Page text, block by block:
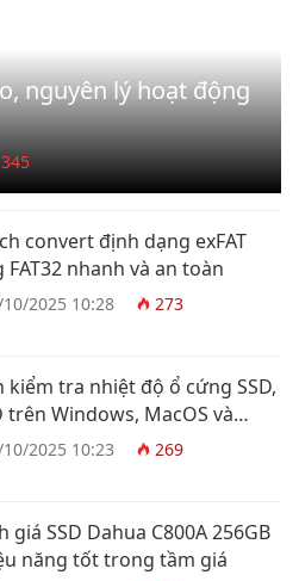
nguyên lý hoạt động
345
convert định dạng exFAT
FAT32 nhanh và an toàn
2025 10:28 273
kiểm tra nhiệt độ ổ cứng SSD,
trên Windows, MacOS và
2025 10:23 269
giá SSD Dahua C800A 256GB
năng tốt trong tầm giá